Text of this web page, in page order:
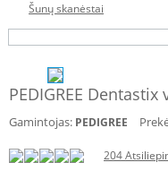
Šunų skanėstai
PEDIGREE
Gamintojas: PEDIGREE
204